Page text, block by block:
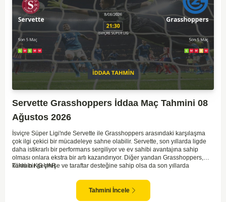
Servette Grasshoppers İddaa Maç Tahmini 08
Ağustos 2026
İsviçre Süper Ligi'nde Servette ile Grasshoppers arasındaki karşılaşma
çok ilgi çekici bir mücadeleye sahne olabilir. Servette, son yıllarda ligde
daha istikrarlı bir performans sergiliyor ve ev sahibi avantajına sahip
olması onlara ekstra bir artı kazandırıyor. Diğer yandan Grasshoppers,
köklü bir geçmişe ve taraftar desteğine sahip olsa da son yıllarda
genellikle maçlarda gol yollarında etkili olurken, Grasshoppers savunma
anlamında zaman zaman sorunlar yaşayabiliyor. Bu durumda,
karşılaşmanın gollü geçmesi muhtemel gözüküyor. İki takımın oyun tarzını
Tahmin KG VAR
Tahmini İncele